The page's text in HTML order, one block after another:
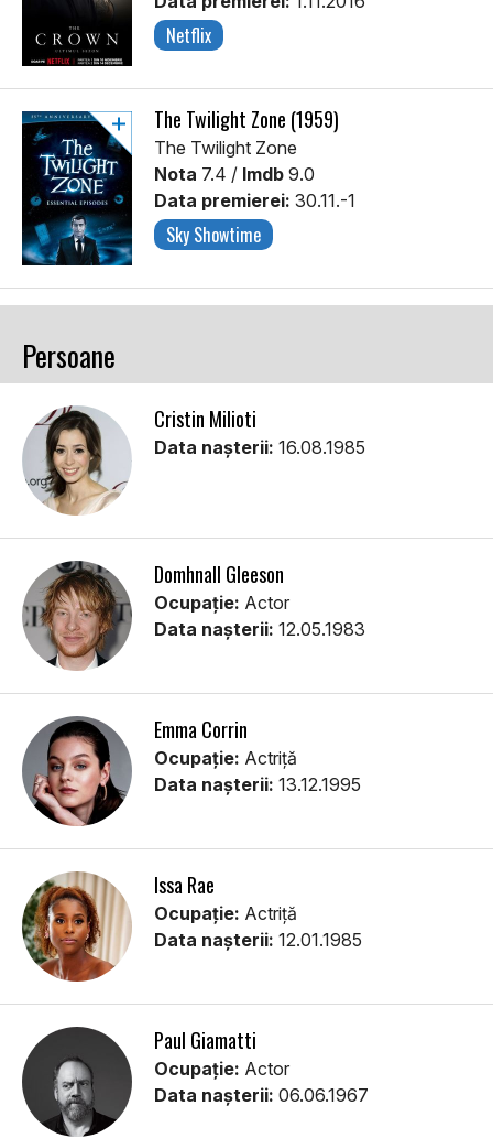
Netflix
The Twilight Zone (1959)
The Twilight Zone
Nota 7.4 / Imdb 9.0
Data premierei: 30.11.-1
Sky Showtime
Persoane
Cristin Milioti
Data nașterii: 16.08.1985
Domhnall Gleeson
Ocupație: Actor
Data nașterii: 12.05.1983
Emma Corrin
Ocupație: Actriță
Data nașterii: 13.12.1995
Issa Rae
Ocupație: Actriță
Data nașterii: 12.01.1985
Paul Giamatti
Ocupație: Actor
Data nașterii: 06.06.1967